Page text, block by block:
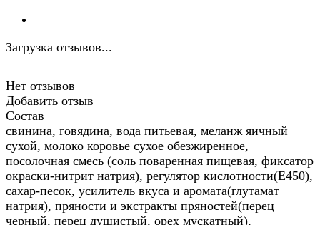
Загрузка отзывов...
Нет отзывов
Добавить отзыв
Состав
свинина, говядина, вода питьевая, меланж яичный
сухой, молоко коровье сухое обезжиренное,
посолочная смесь (соль поваренная пищевая, фиксатор
окраски-нитрит натрия), регулятор кислотности(Е450),
сахар-песок, усилитель вкуса и аромата(глутамат
натрия), пряности и экстракты пряностей(перец
черный, перец душистый, орех мускатный),